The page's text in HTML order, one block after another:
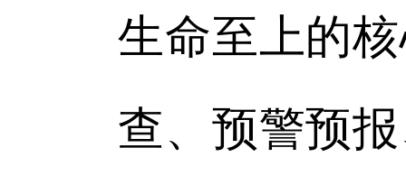
生命至上的
查、预警预